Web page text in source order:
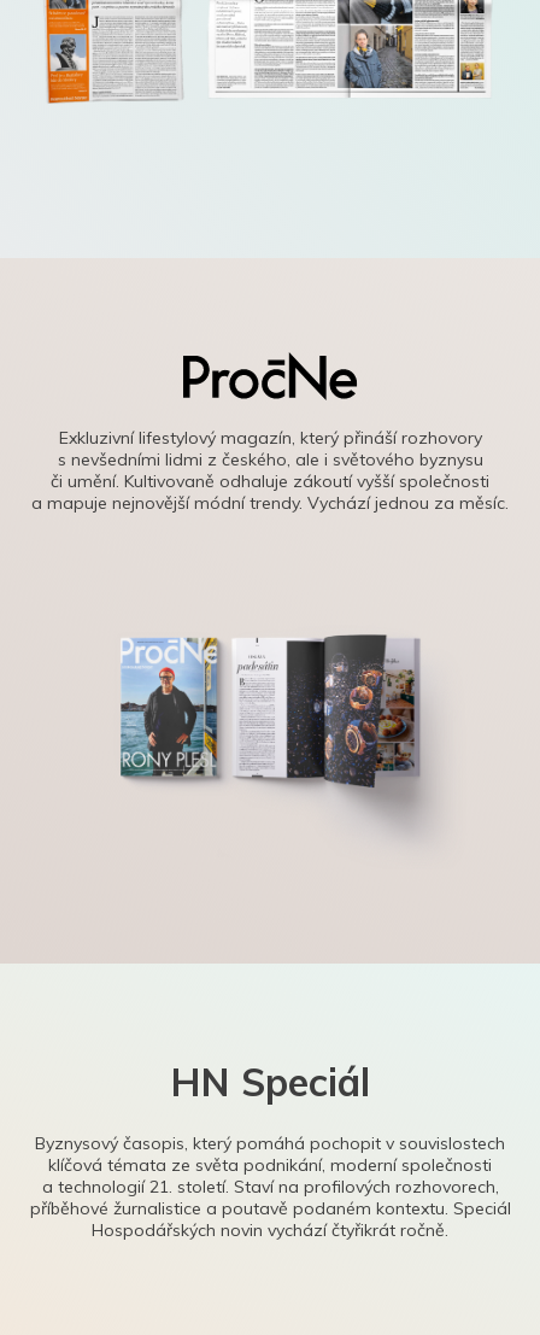
Exkluzivní lifestylový magazín, který přináší rozhovory
s nevšedními lidmi z českého, ale i světového byznysu
či umění. Kultivovaně odhaluje zákoutí vyšší společnosti
a mapuje nejnovější módní trendy. Vychází jednou za měsíc.
HN Speciál
Byznysový časopis, který pomáhá pochopit v souvislostech
klíčová témata ze světa podnikání, moderní společnosti
a technologií 21. století. Staví na profilových rozhovorech,
příběhové žurnalistice a poutavě podaném kontextu. Speciál
Hospodářských novin vychází čtyřikrát ročně.